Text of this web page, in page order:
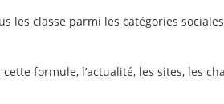
les classe parmi les catégories
formule, l’actualité, les sites, les